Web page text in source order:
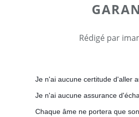
Rédigé par
Je n'ai aucune certitude d'aller
Je n'ai aucune assurance
Chaque âme ne portera que